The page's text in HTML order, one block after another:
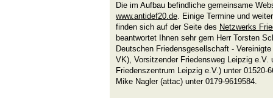
Die im Aufbau befindliche gemeinsame
www.antidef20.de. Einige Termine und
finden sich auf der Seite des Netzwerks
beantwortet Ihnen sehr gern Herr Torsten
Deutschen Friedensgesellschaft -
VK), Vorsitzender Friedensweg Leipzig e.V.
Friedenszentrum Leipzig e.V.) unter 01520-
Mike Nagler (attac) unter 0179-9619584.